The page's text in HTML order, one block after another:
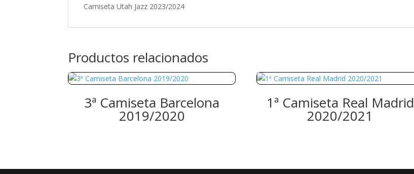
Camiseta Utah Jazz 2023/2024
Productos relacionados
3ª Camiseta Barcelona
2019/2020
1ª Camiseta Real Madrid
2020/2021